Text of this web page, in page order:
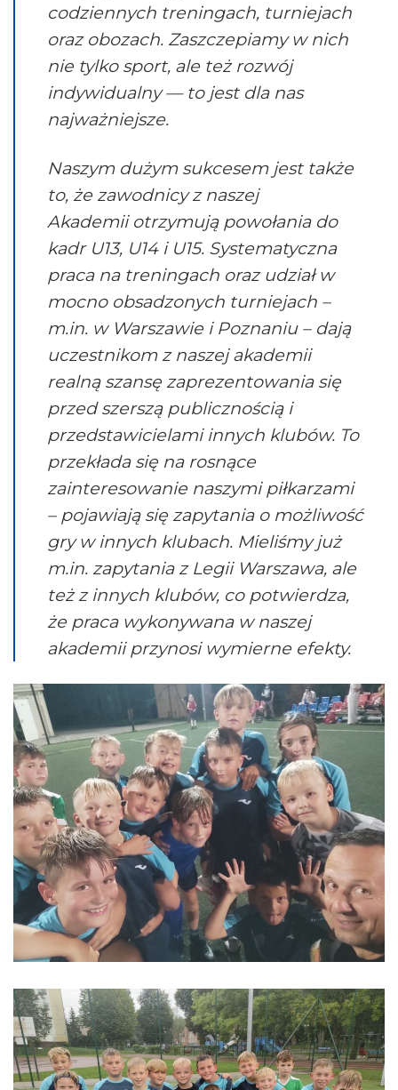
codziennych treningach, turniejach
oraz obozach. Zaszczepiamy w nich
nie tylko sport, ale też rozwój
indywidualny — to jest dla nas
najważniejsze.
Naszym dużym sukcesem jest także
to, że zawodnicy z naszej
Akademii otrzymują powołania do
kadr U13, U14 i U15. Systematyczna
praca na treningach oraz udział w
mocno obsadzonych turniejach –
m.in. w Warszawie i Poznaniu – dają
uczestnikom z naszej akademii
realną szansę zaprezentowania się
przed szerszą publicznością i
przedstawicielami innych klubów. To
przekłada się na rosnące
zainteresowanie naszymi piłkarzami
– pojawiają się zapytania o możliwość
gry w innych klubach. Mieliśmy już
m.in. zapytania z Legii Warszawa, ale
też z innych klubów, co potwierdza,
że praca wykonywana w naszej
akademii przynosi wymierne efekty.